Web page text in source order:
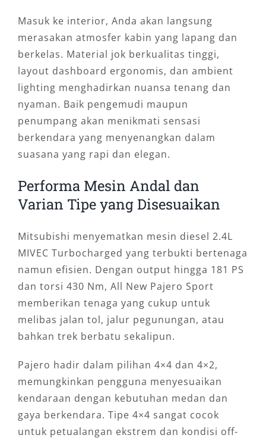
Masuk ke interior, Anda akan langsung
merasakan atmosfer kabin yang lapang dan
berkelas. Material jok berkualitas tinggi,
layout dashboard ergonomis, dan ambient
lighting menghadirkan nuansa tenang dan
nyaman. Baik pengemudi maupun
penumpang akan menikmati sensasi
berkendara yang menyenangkan dalam
suasana yang rapi dan elegan.
Performa Mesin Andal dan
Varian Tipe yang Disesuaikan
Mitsubishi menyematkan mesin diesel 2.4L
MIVEC Turbocharged yang terbukti bertenaga
namun efisien. Dengan output hingga 181 PS
dan torsi 430 Nm, All New Pajero Sport
memberikan tenaga yang cukup untuk
melibas jalan tol, jalur pegunungan, atau
bahkan trek berbatu sekalipun.
Pajero hadir dalam pilihan 4×4 dan 4×2,
memungkinkan pengguna menyesuaikan
kendaraan dengan kebutuhan medan dan
gaya berkendara. Tipe 4×4 sangat cocok
untuk petualangan ekstrem dan kondisi off-